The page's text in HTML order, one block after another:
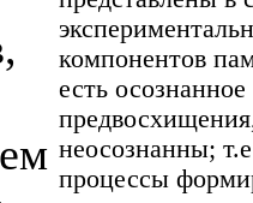
компонентов
есть
неосознанны;
процессы